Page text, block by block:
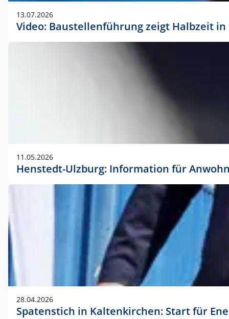
13.07.2026
Video: Baustellenführung zeigt Halbzeit
11.05.2026
Henstedt-Ulzburg: Information für
28.04.2026
Spatenstich in Kaltenkirchen: Start für